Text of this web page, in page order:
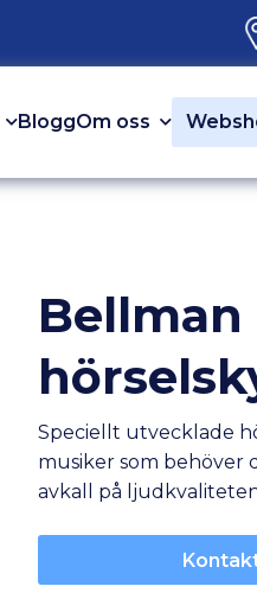
BloggOm oss
Bellman
Speciellt utvecklade
musiker som behöver
avkall på